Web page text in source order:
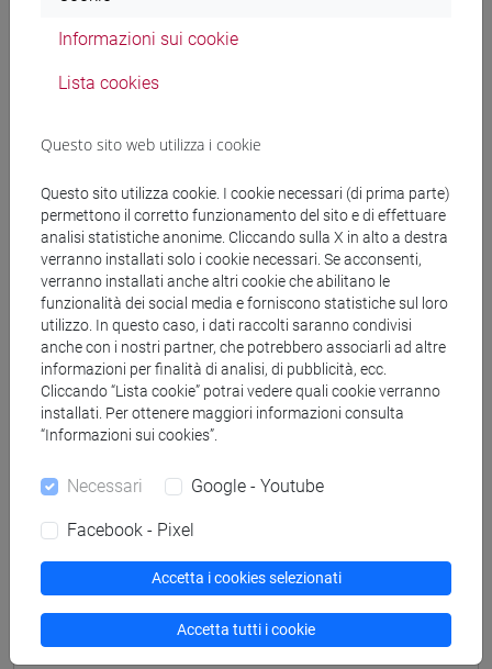
GIAPPONESE 1 MOD. 1C Cognomi M-P
ESERCITAZIONI DI LINGUA
ESERCITAZIONI DI LINGUA GIAPPONESE 1
ESERCITAZIONI DI LINGUA
GIAPPONESE 1 MOD. 1D Cognomi A-B
ESERCITAZIONI DI LINGUA
GIAPPONESE 1 MOD. 1D Cognomi C-E
ESERCITAZIONI DI LINGUA
GIAPPONESE 1 MOD. 1D Cognomi F-L
ESERCITAZIONI DI LINGUA
GIAPPONESE 1 MOD. 1D Cognomi M-P
ESERCITAZIONI DI LINGUA
GIAPPONESE 1 MOD. 1D Cognomi Q-Z
MOD. 2A
GIAPPONESE 1 MOD. 2A Cognomi A-E
ESERCITAZIONI DI LINGUA
GIAPPONESE 1 MOD. 2A Cognomi F-O
ESERCITAZIONI DI LINGUA
GIAPPONESE 1 MOD. 2A Cognomi P-Z
Informazioni sui cookie
Lista cookies
Questo sito web utilizza i cookie
Questo sito utilizza cookie. I cookie necessari (di prima parte)
permettono il corretto funzionamento del sito e di effettuare
analisi statistiche anonime. Cliccando sulla X in alto a destra
verranno installati solo i cookie necessari. Se acconsenti,
verranno installati anche altri cookie che abilitano le
funzionalità dei social media e forniscono statistiche sul loro
utilizzo. In questo caso, i dati raccolti saranno condivisi
anche con i nostri partner, che potrebbero associarli ad altre
informazioni per finalità di analisi, di pubblicità, ecc.
Cliccando “Lista cookie” potrai vedere quali cookie verranno
installati. Per ottenere maggiori informazioni consulta
“Informazioni sui cookies”.
Necessari Google - Youtube
Facebook - Pixel
Accetta i cookies selezionati
Accetta tutti i cookie